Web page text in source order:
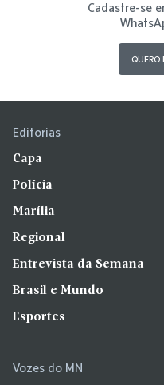
Cadastre-se
QUERO
Editorias
Capa
Polícia
Marília
Regional
Entrevista da Semana
Brasil e Mundo
Esportes
Vozes do MN